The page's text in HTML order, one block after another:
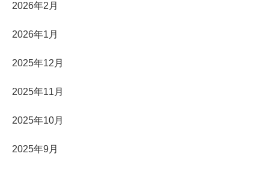
2026年2月
2026年1月
2025年12月
2025年11月
2025年10月
2025年9月